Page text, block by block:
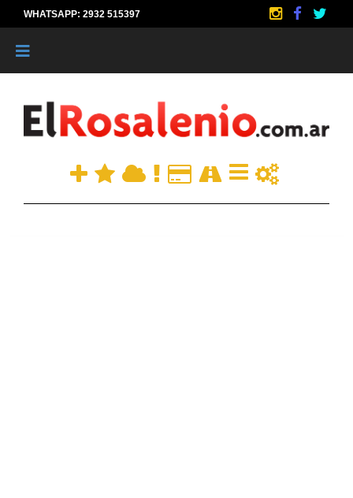
WHATSAPP: 2932 515397